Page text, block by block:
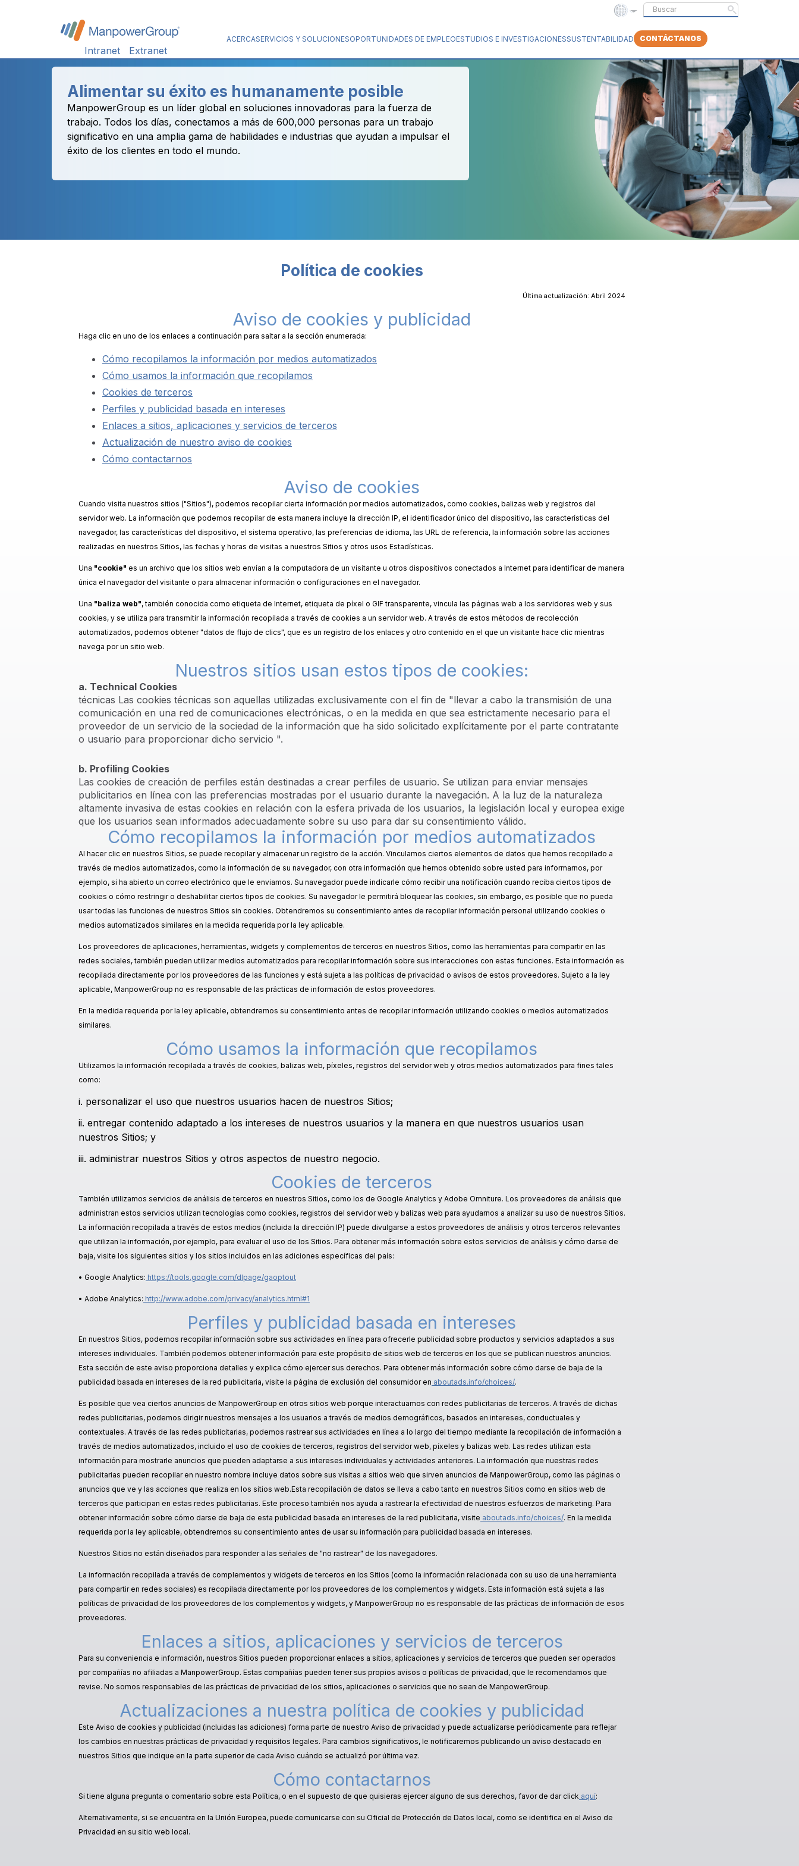
Intranet Extranet
ACERCASERVICIOS Y SOLUCIONESOPORTUNIDADES DE EMPLEOESTUDIOS E INVESTIGACIONESSUSTENTABILIDAD CONTÁCTANOS
Alimentar su éxito es humanamente posible
ManpowerGroup es un líder global en soluciones innovadoras para la fuerza de
trabajo. Todos los días, conectamos a más de 600,000 personas para un trabajo
significativo en una amplia gama de habilidades e industrias que ayudan a impulsar el
éxito de los clientes en todo el mundo.
Política de cookies
Última actualización: Abril 2024
Aviso de cookies y publicidad
Haga clic en uno de los enlaces a continuación para saltar a la sección enumerada:
Cómo recopilamos la información por medios automatizados
Cómo usamos la información que recopilamos
Cookies de terceros
Perfiles y publicidad basada en intereses
Enlaces a sitios, aplicaciones y servicios de terceros
Actualización de nuestro aviso de cookies
Cómo contactarnos
Aviso de cookies
Cuando visita nuestros sitios ("Sitios"), podemos recopilar cierta información por medios automatizados, como cookies, balizas web y registros del
servidor web. La información que podemos recopilar de esta manera incluye la dirección IP, el identificador único del dispositivo, las características del
navegador, las características del dispositivo, el sistema operativo, las preferencias de idioma, las URL de referencia, la información sobre las acciones
realizadas en nuestros Sitios, las fechas y horas de visitas a nuestros Sitios y otros usos Estadísticas.
Una "cookie" es un archivo que los sitios web envían a la computadora de un visitante u otros dispositivos conectados a Internet para identificar de manera
única el navegador del visitante o para almacenar información o configuraciones en el navegador.
Una "baliza web", también conocida como etiqueta de Internet, etiqueta de píxel o GIF transparente, vincula las páginas web a los servidores web y sus
cookies, y se utiliza para transmitir la información recopilada a través de cookies a un servidor web. A través de estos métodos de recolección
automatizados, podemos obtener "datos de flujo de clics", que es un registro de los enlaces y otro contenido en el que un visitante hace clic mientras
navega por un sitio web.
Nuestros sitios usan estos tipos de cookies:
a. Technical Cookies
técnicas Las cookies técnicas son aquellas utilizadas exclusivamente con el fin de "llevar a cabo la transmisión de una
comunicación en una red de comunicaciones electrónicas, o en la medida en que sea estrictamente necesario para el
proveedor de un servicio de la sociedad de la información que ha sido solicitado explícitamente por el parte contratante
o usuario para proporcionar dicho servicio ".
b. Profiling Cookies
Las cookies de creación de perfiles están destinadas a crear perfiles de usuario. Se utilizan para enviar mensajes
publicitarios en línea con las preferencias mostradas por el usuario durante la navegación. A la luz de la naturaleza
altamente invasiva de estas cookies en relación con la esfera privada de los usuarios, la legislación local y europea exige
que los usuarios sean informados adecuadamente sobre su uso para dar su consentimiento válido.
Cómo recopilamos la información por medios automatizados
Al hacer clic en nuestros Sitios, se puede recopilar y almacenar un registro de la acción. Vinculamos ciertos elementos de datos que hemos recopilado a
través de medios automatizados, como la información de su navegador, con otra información que hemos obtenido sobre usted para informarnos, por
ejemplo, si ha abierto un correo electrónico que le enviamos. Su navegador puede indicarle cómo recibir una notificación cuando reciba ciertos tipos de
cookies o cómo restringir o deshabilitar ciertos tipos de cookies. Su navegador le permitirá bloquear las cookies, sin embargo, es posible que no pueda
usar todas las funciones de nuestros Sitios sin cookies. Obtendremos su consentimiento antes de recopilar información personal utilizando cookies o
medios automatizados similares en la medida requerida por la ley aplicable.
Los proveedores de aplicaciones, herramientas, widgets y complementos de terceros en nuestros Sitios, como las herramientas para compartir en las
redes sociales, también pueden utilizar medios automatizados para recopilar información sobre sus interacciones con estas funciones. Esta información es
recopilada directamente por los proveedores de las funciones y está sujeta a las políticas de privacidad o avisos de estos proveedores. Sujeto a la ley
aplicable, ManpowerGroup no es responsable de las prácticas de información de estos proveedores.
En la medida requerida por la ley aplicable, obtendremos su consentimiento antes de recopilar información utilizando cookies o medios automatizados
similares.
Cómo usamos la información que recopilamos
Utilizamos la información recopilada a través de cookies, balizas web, píxeles, registros del servidor web y otros medios automatizados para fines tales
como:
i. personalizar el uso que nuestros usuarios hacen de nuestros Sitios;
ii. entregar contenido adaptado a los intereses de nuestros usuarios y la manera en que nuestros usuarios usan
nuestros Sitios; y
iii. administrar nuestros Sitios y otros aspectos de nuestro negocio.
Cookies de terceros
También utilizamos servicios de análisis de terceros en nuestros Sitios, como los de Google Analytics y Adobe Omniture. Los proveedores de análisis que
administran estos servicios utilizan tecnologías como cookies, registros del servidor web y balizas web para ayudarnos a analizar su uso de nuestros Sitios.
La información recopilada a través de estos medios (incluida la dirección IP) puede divulgarse a estos proveedores de análisis y otros terceros relevantes
que utilizan la información, por ejemplo, para evaluar el uso de los Sitios. Para obtener más información sobre estos servicios de análisis y cómo darse de
baja, visite los siguientes sitios y los sitios incluidos en las adiciones específicas del país:
• Google Analytics: https://tools.google.com/dlpage/gaoptout
• Adobe Analytics: http://www.adobe.com/privacy/analytics.html#1
Perfiles y publicidad basada en intereses
En nuestros Sitios, podemos recopilar información sobre sus actividades en línea para ofrecerle publicidad sobre productos y servicios adaptados a sus
intereses individuales. También podemos obtener información para este propósito de sitios web de terceros en los que se publican nuestros anuncios.
Esta sección de este aviso proporciona detalles y explica cómo ejercer sus derechos. Para obtener más información sobre cómo darse de baja de la
publicidad basada en intereses de la red publicitaria, visite la página de exclusión del consumidor en aboutads.info/choices/.
Es posible que vea ciertos anuncios de ManpowerGroup en otros sitios web porque interactuamos con redes publicitarias de terceros. A través de dichas
redes publicitarias, podemos dirigir nuestros mensajes a los usuarios a través de medios demográficos, basados en intereses, conductuales y
contextuales. A través de las redes publicitarias, podemos rastrear sus actividades en línea a lo largo del tiempo mediante la recopilación de información a
través de medios automatizados, incluido el uso de cookies de terceros, registros del servidor web, píxeles y balizas web. Las redes utilizan esta
información para mostrarle anuncios que pueden adaptarse a sus intereses individuales y actividades anteriores. La información que nuestras redes
publicitarias pueden recopilar en nuestro nombre incluye datos sobre sus visitas a sitios web que sirven anuncios de ManpowerGroup, como las páginas o
anuncios que ve y las acciones que realiza en los sitios web.Esta recopilación de datos se lleva a cabo tanto en nuestros Sitios como en sitios web de
terceros que participan en estas redes publicitarias. Este proceso también nos ayuda a rastrear la efectividad de nuestros esfuerzos de marketing. Para
obtener información sobre cómo darse de baja de esta publicidad basada en intereses de la red publicitaria, visite aboutads.info/choices/. En la medida
requerida por la ley aplicable, obtendremos su consentimiento antes de usar su información para publicidad basada en intereses.
Nuestros Sitios no están diseñados para responder a las señales de "no rastrear" de los navegadores.
La información recopilada a través de complementos y widgets de terceros en los Sitios (como la información relacionada con su uso de una herramienta
para compartir en redes sociales) es recopilada directamente por los proveedores de los complementos y widgets. Esta información está sujeta a las
políticas de privacidad de los proveedores de los complementos y widgets, y ManpowerGroup no es responsable de las prácticas de información de esos
proveedores.
Enlaces a sitios, aplicaciones y servicios de terceros
Para su conveniencia e información, nuestros Sitios pueden proporcionar enlaces a sitios, aplicaciones y servicios de terceros que pueden ser operados
por compañías no afiliadas a ManpowerGroup. Estas compañías pueden tener sus propios avisos o políticas de privacidad, que le recomendamos que
revise. No somos responsables de las prácticas de privacidad de los sitios, aplicaciones o servicios que no sean de ManpowerGroup.
Actualizaciones a nuestra política de cookies y publicidad
Este Aviso de cookies y publicidad (incluidas las adiciones) forma parte de nuestro Aviso de privacidad y puede actualizarse periódicamente para reflejar
los cambios en nuestras prácticas de privacidad y requisitos legales. Para cambios significativos, le notificaremos publicando un aviso destacado en
nuestros Sitios que indique en la parte superior de cada Aviso cuándo se actualizó por última vez.
Cómo contactarnos
Si tiene alguna pregunta o comentario sobre esta Política, o en el supuesto de que quisieras ejercer alguno de sus derechos, favor de dar click aquí:
Alternativamente, si se encuentra en la Unión Europea, puede comunicarse con su Oficial de Protección de Datos local, como se identifica en el Aviso de
Privacidad en su sitio web local.